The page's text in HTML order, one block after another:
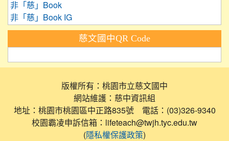
非「慈」Book
非「慈」Book IG
慈文國中QR Code
版權所有：桃園市立慈文國中
網站維護：慈中資訊組
地址：桃園市桃園區中正路835號 電話：(03)326-9340
校園霸凌申訴信箱：lifeteach@twjh.tyc.edu.tw
(隱私權保護政策)